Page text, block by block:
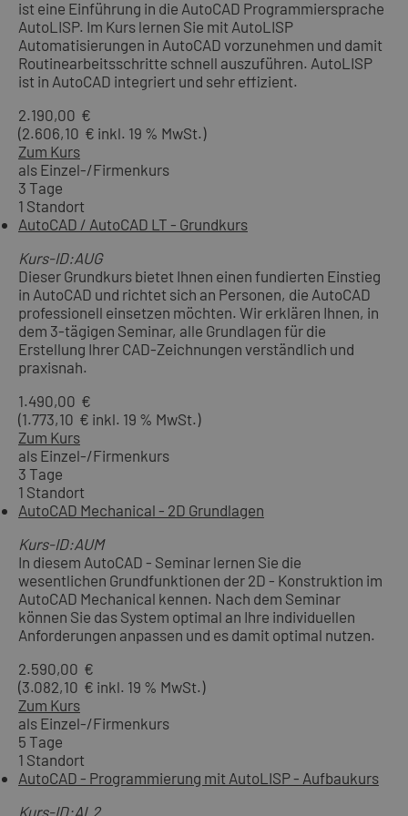
ist eine Einführung in die AutoCAD Programmiersprache
AutoLISP. Im Kurs lernen Sie mit AutoLISP
Automatisierungen in AutoCAD vorzunehmen und damit
Routinearbeitsschritte schnell auszuführen. AutoLISP
ist in AutoCAD integriert und sehr effizient.
2.190,00 €
(2.606,10 € inkl. 19 % MwSt.)
Zum Kurs
als Einzel-/Firmenkurs
3 Tage
1 Standort
AutoCAD / AutoCAD LT - Grundkurs
Kurs-ID:AUG
Dieser Grundkurs bietet Ihnen einen fundierten Einstieg
in AutoCAD und richtet sich an Personen, die AutoCAD
professionell einsetzen möchten. Wir erklären Ihnen, in
dem 3-tägigen Seminar, alle Grundlagen für die
Erstellung Ihrer CAD-Zeichnungen verständlich und
praxisnah.
1.490,00 €
(1.773,10 € inkl. 19 % MwSt.)
Zum Kurs
als Einzel-/Firmenkurs
3 Tage
1 Standort
AutoCAD Mechanical - 2D Grundlagen
Kurs-ID:AUM
In diesem AutoCAD - Seminar lernen Sie die
wesentlichen Grundfunktionen der 2D - Konstruktion im
AutoCAD Mechanical kennen. Nach dem Seminar
können Sie das System optimal an Ihre individuellen
Anforderungen anpassen und es damit optimal nutzen.
2.590,00 €
(3.082,10 € inkl. 19 % MwSt.)
Zum Kurs
als Einzel-/Firmenkurs
5 Tage
1 Standort
AutoCAD - Programmierung mit AutoLISP - Aufbaukurs
Kurs-ID:AL2